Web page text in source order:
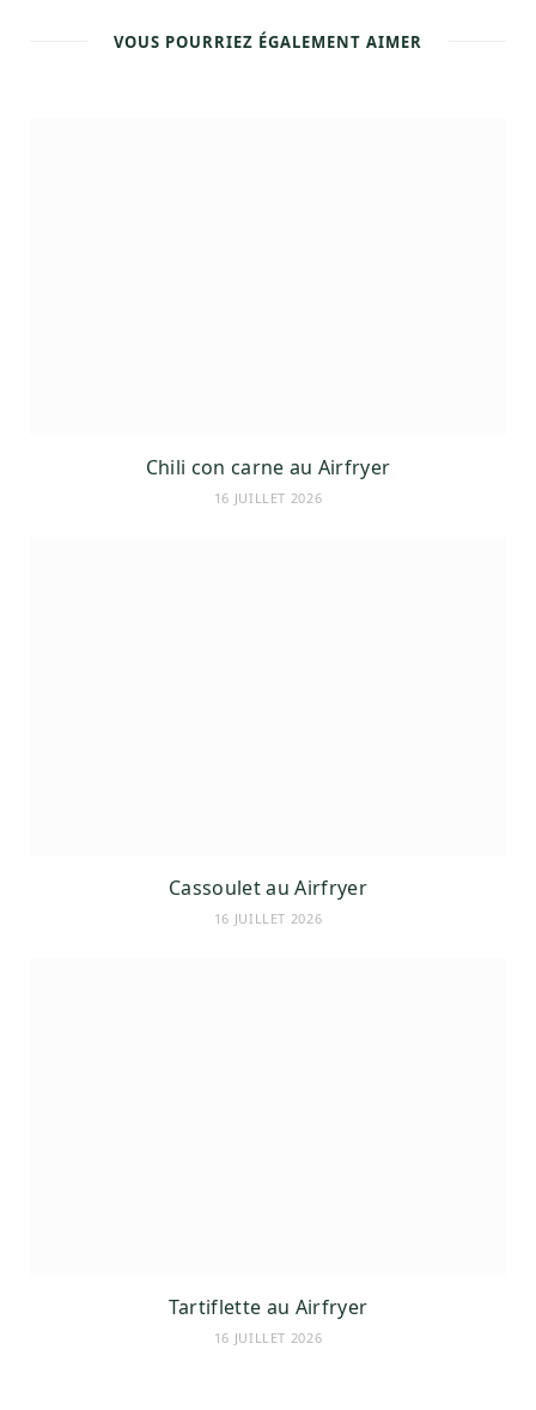
s
a
VOUS POURRIEZ ÉGALEMENT AIMER
Chili con carne au Airfryer
16 JUILLET 2026
Cassoulet au Airfryer
16 JUILLET 2026
Tartiflette au Airfryer
16 JUILLET 2026